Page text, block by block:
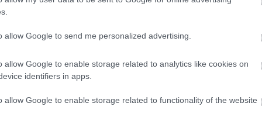
allow Google to send me personalized advertising.
allow Google to enable storage related to analytics like cookies on
identifiers in apps.
allow Google to enable storage related to functionality of the website
modellt azonban addig rejtegette az AMD, amíg csak
kapott, és a játékosok sem rajonganak a felezett
iránt
kínál, 128 bites memóriabusszal és 20 Gbit/s